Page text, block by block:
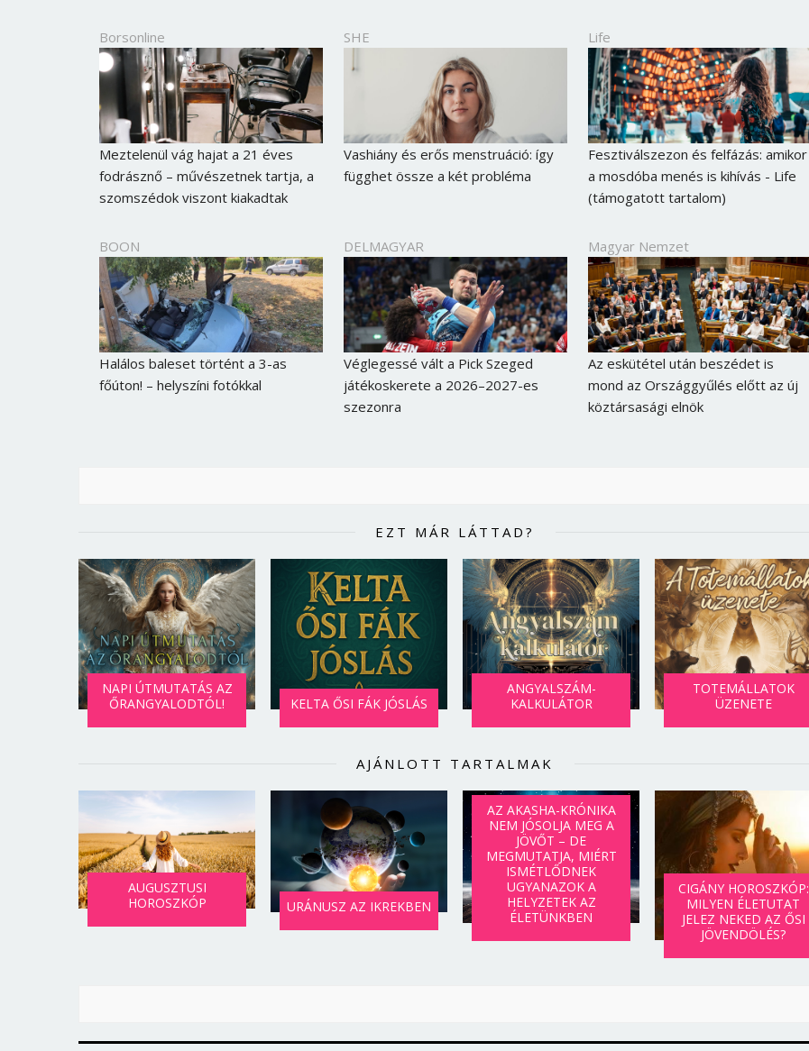
Borsonline
Meztelenül vág hajat a 21 éves
fodrásznő – művészetnek tartja, a
szomszédok viszont kiakadtak
SHE
Vashiány és erős menstruáció: így
függhet össze a két probléma
Life
Fesztiválszezon és felfázás: amikor
a mosdóba menés is kihívás - Life
(támogatott tartalom)
BOON
Halálos baleset történt a 3-as
főúton! – helyszíni fotókkal
DELMAGYAR
Véglegessé vált a Pick Szeged
játékoskerete a 2026–2027-es
szezonra
Magyar Nemzet
Az eskütétel után beszédet is
mond az Országgyűlés előtt az új
köztársasági elnök
EZT MÁR LÁTTAD?
NAPI ÚTMUTATÁS AZ
ŐRANGYALODTÓL!
KELTA ŐSI FÁK JÓSLÁS
ANGYALSZÁM-
KALKULÁTOR
TOTEMÁLLATOK
ÜZENETE
AJÁNLOTT TARTALMAK
AUGUSZTUSI
HOROSZKÓP
URÁNUSZ AZ IKREKBEN
AZ AKASHA-KRÓNIKA
NEM JÓSOLJA MEG A
JÖVŐT – DE
MEGMUTATJA, MIÉRT
ISMÉTLŐDNEK
UGYANAZOK A
HELYZETEK AZ
ÉLETÜNKBEN
CIGÁNY HOROSZKÓP:
MILYEN ÉLETUTAT
JELEZ NEKED AZ ŐSI
JÖVENDÖLÉS?